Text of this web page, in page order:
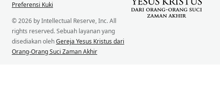
Preferensi Kuki
© 2026 by Intellectual Reserve, Inc. All
rights reserved. Sebuah layanan yang
disediakan olehGereja Yesus Kristus dari
Orang-Orang Suci Zaman Akhir